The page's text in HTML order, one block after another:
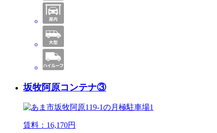
坂牧阿原コンテナ③
賃料： 16,170円